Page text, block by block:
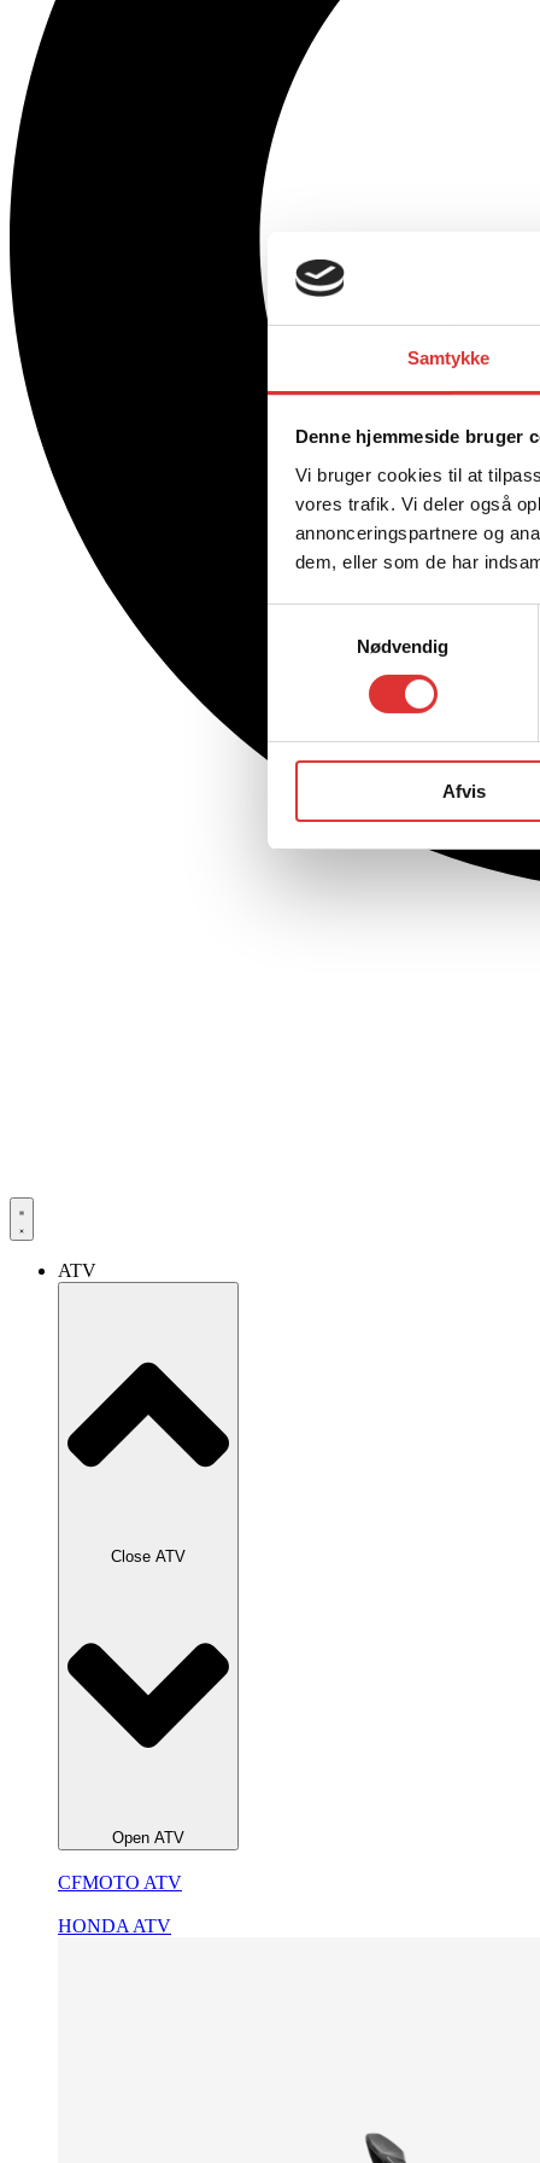
Samtykke
Denne hjemmeside bruger
Vi bruger cookies til at
vores trafik. Vi deler også
annonceringspartnere og
dem, eller som de har
Nødvendig
Afvis
ATV
Close ATV
Open ATV
CFMOTO ATV
HONDA ATV